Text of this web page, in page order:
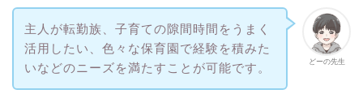
どーの先生
主人が転勤族、子育ての隙間時間をうまく
活用したい、色々な保育園で経験を積みた
いなどのニーズを満たすことが可能です。